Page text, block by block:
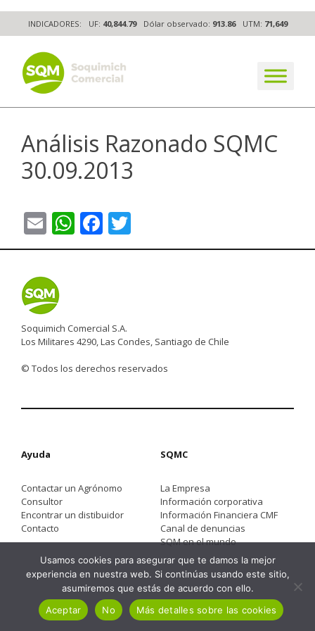
to
content
INDICADORES: UF: 40,844.79 Dólar observado: 913.86 UTM: 71,649
The worldwide business formula
Análisis Razonado SQMC
30.09.2013
EmailWhatsApp
Facebook
Soquimich Comercial S.A.
Los Militares 4290, Las Condes, Santiago de Chile
© Todos los derechos reservados
Ayuda
Contactar un Agrónomo
Consultor
Encontrar un distibuidor
Contacto
SQMC
La Empresa
Información corporativa
Información Financiera CMF
Canal de denuncias
SQM en el mundo
Usamos cookies para asegurar que te damos la mejor
experiencia en nuestra web. Si continúas usando este sitio,
asumiremos que estás de acuerdo con ello.
Aceptar
No Más detalles sobre las cookies